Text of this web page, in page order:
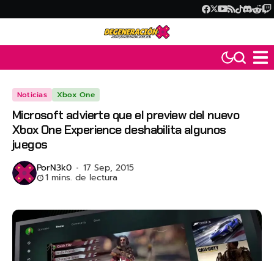
Noticias Xbox One
Microsoft advierte que el preview del nuevo
Xbox One Experience deshabilita algunos
juegos
PorN3k0 17 Sep, 2015
1 mins. de lectura